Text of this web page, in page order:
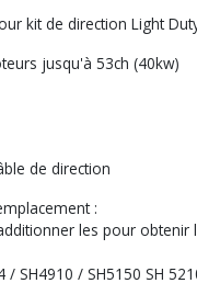
kit de direction Light
jusqu'à 53ch (40kw)
de direction
:
les pour
/ SH4910 / SH5150 SH